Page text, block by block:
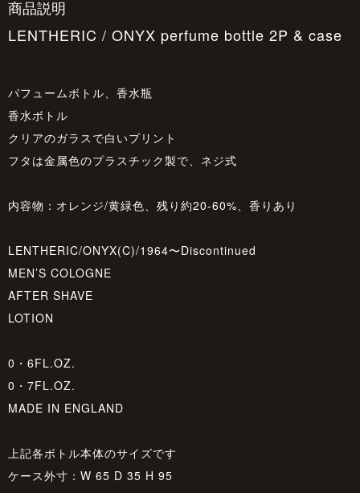
商品説明
LENTHERIC / ONYX perfume bottle 2P & case
パフュームボトル、香水瓶
香水ボトル
クリアのガラスで白いプリント
フタは金属色のプラスチック製で、ネジ式
内容物：オレンジ/黄緑色、残り約20-60%、香りあり
LENTHERIC/ONYX(C)/1964〜Discontinued
MEN’S COLOGNE
AFTER SHAVE
LOTION
0・6FL.OZ.
0・7FL.OZ.
MADE IN ENGLAND
上記各ボトル本体のサイズです
ケース外寸：W 65 D 35 H 95